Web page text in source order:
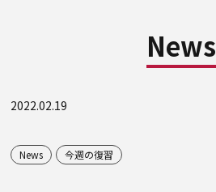
News
2022.02.19
News 今週の復習